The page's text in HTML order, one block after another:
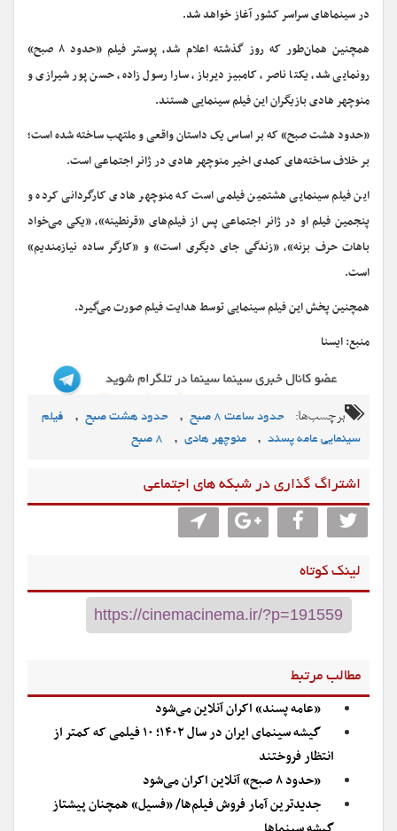
در سینماهای سراسر کشور آغاز خواهد شد.
همچنین همان‌طور که روز گذشته اعلام شد، پوستر فیلم «حدود ۸ صبح»
رونمایی شد، یکتا ناصر، کامبیز دیرباز، سارا رسول زاده، حسن پور شیرازی و
منوچهر هادی بازیگران این فیلم سینمایی هستند.
«حدود هشت صبح» که بر اساس یک داستان واقعی و ملتهب ساخته شده است؛
بر خلاف ساخته‌های کمدی اخیر منوچهر هادی در ژانر اجتماعی است.
این فیلم سینمایی هشتمین فیلمی است که منوچهر هادی کارگردانی کرده و
پنجمین فیلم او در ژانر اجتماعی پس از فیلم‌های «قرنطینه»، «یکی می‌خواد
باهات حرف بزنه»، «زندگی جای دیگری است» و «کارگر ساده نیازمندیم»
است.
همچنین پخش این فیلم سینمایی توسط هدایت فیلم صورت می‌گیرد.
منبع: ایسنا
برچسب‌ها: حدود ساعت ۸ صبح , حدود هشت صبح ,
فیلم
سینمایی عامه پسند , منوچهر هادی , ۸ صبح
اشتراگ گذاری در شبکه های اجتماعی
لینک کوتاه
مطالب مرتبط
«عامه پسند» اکران آنلاین می‌شود
گیشه سینمای ایران در سال ۱۴۰۲؛ ۱۰ فیلمی که کمتر از
انتظار فروختند
«حدود ۸ صبح» آنلاین اکران می‌شود
جدیدترین آمار فروش فیلم‌ها/ «فسیل» همچنان پیشتاز